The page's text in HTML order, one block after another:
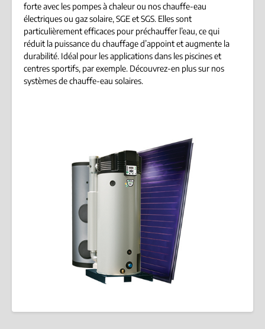
forte avec les pompes à chaleur ou nos chauffe-eau
électriques ou gaz solaire, SGE et SGS. Elles sont
particulièrement efficaces pour préchauffer l’eau, ce qui
réduit la puissance du chauffage d’appoint et augmente la
durabilité. Idéal pour les applications dans les piscines et
centres sportifs, par exemple. Découvrez-en plus sur nos
systèmes de chauffe-eau solaires.